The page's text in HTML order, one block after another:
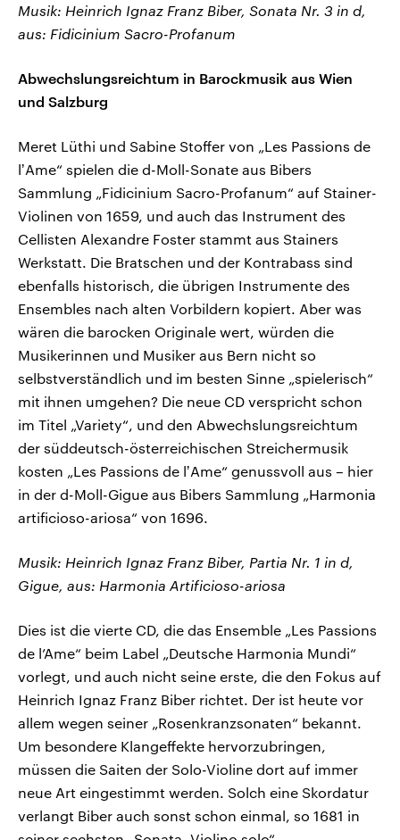
Musik: Heinrich Ignaz Franz Biber, Sonata Nr. 3 in d,
aus: Fidicinium Sacro-Profanum
Abwechslungsreichtum in Barockmusik aus Wien
und Salzburg
Meret Lüthi und Sabine Stoffer von „Les Passions de
lʼAme“ spielen die d-Moll-Sonate aus Bibers
Sammlung „Fidicinium Sacro-Profanum“ auf Stainer-
Violinen von 1659, und auch das Instrument des
Cellisten Alexandre Foster stammt aus Stainers
Werkstatt. Die Bratschen und der Kontrabass sind
ebenfalls historisch, die übrigen Instrumente des
Ensembles nach alten Vorbildern kopiert. Aber was
wären die barocken Originale wert, würden die
Musikerinnen und Musiker aus Bern nicht so
selbstverständlich und im besten Sinne „spielerisch“
mit ihnen umgehen? Die neue CD verspricht schon
im Titel „Variety“, und den Abwechslungsreichtum
der süddeutsch-österreichischen Streichermusik
kosten „Les Passions de lʼAme“ genussvoll aus – hier
in der d-Moll-Gigue aus Bibers Sammlung „Harmonia
artificioso-ariosa“ von 1696.
Musik: Heinrich Ignaz Franz Biber, Partia Nr. 1 in d,
Gigue, aus: Harmonia Artificioso-ariosa
Dies ist die vierte CD, die das Ensemble „Les Passions
de l’Ame“ beim Label „Deutsche Harmonia Mundi“
vorlegt, und auch nicht seine erste, die den Fokus auf
Heinrich Ignaz Franz Biber richtet. Der ist heute vor
allem wegen seiner „Rosenkranzsonaten“ bekannt.
Um besondere Klangeffekte hervorzubringen,
müssen die Saiten der Solo-Violine dort auf immer
neue Art eingestimmt werden. Solch eine Skordatur
verlangt Biber auch sonst schon einmal, so 1681 in